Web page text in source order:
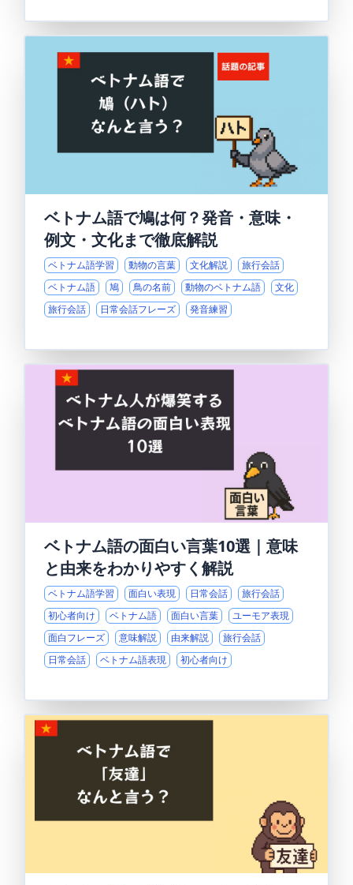
ベトナム語で鳩は何？発音・意味・
例文・文化まで徹底解説
ベトナム語学習 動物の言葉 文化解説
旅行会話
ベトナム語
鳩 鳥の名前 動物のベトナム語
文化
旅行会話
日常会話フレーズ 発音練習
ベトナム語の面白い言葉10選｜意味
と由来をわかりやすく解説
ベトナム語学習 面白い表現 日常会話
旅行会話
初心者向け
ベトナム語 面白い言葉
ユーモア表現
面白フレーズ
意味解説 由来解説
旅行会話
日常会話
ベトナム語表現 初心者向け